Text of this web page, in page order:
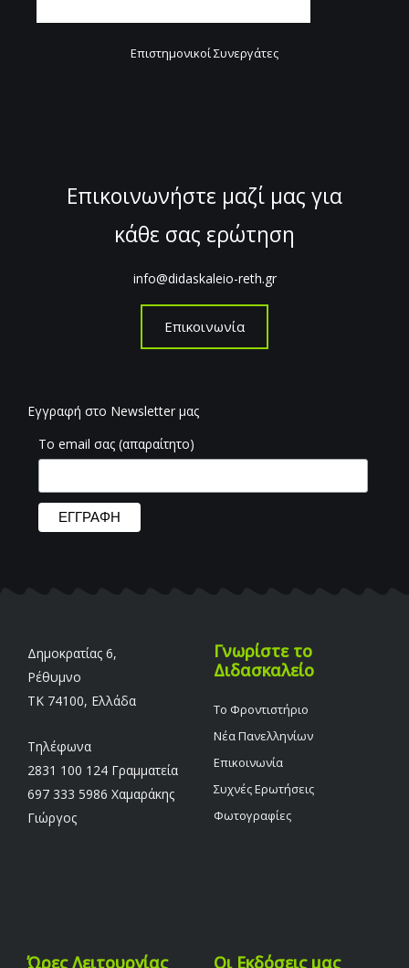
Επιστημονικοί Συνεργάτες
Επικοινωνήστε μαζί μας για
κάθε σας ερώτηση
info@didaskaleio-reth.gr
Επικοινωνία
Εγγραφή στο Newsletter μας
Το email σας (απαραίτητο)
Δημοκρατίας 6,
Ρέθυμνο
TK 74100, Ελλάδα
Τηλέφωνα
2831 100 124 Γραμματεία
697 333 5986 Χαμαράκης
Γιώργος
Γνωρίστε το
Διδασκαλείο
Το Φροντιστήριο
Νέα Πανελληνίων
Επικοινωνία
Συχνές Ερωτήσεις
Φωτογραφίες
Ώρες Λειτουργίας Οι Εκδόσεις μας